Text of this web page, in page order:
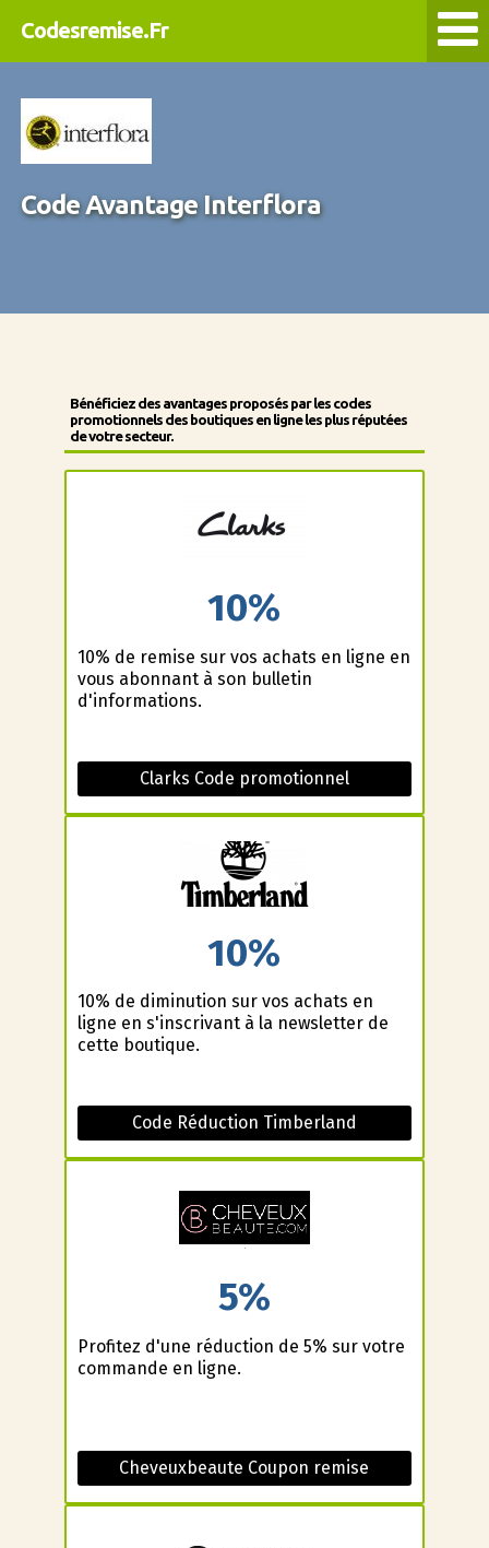
Codesremise.Fr
Code Avantage Interflora
Bénéficiez des avantages proposés par les codes
promotionnels des boutiques en ligne les plus réputées
de votre secteur.
10%
10% de remise sur vos achats en ligne en
vous abonnant à son bulletin
d'informations.
Clarks Code promotionnel
10%
10% de diminution sur vos achats en
ligne en s'inscrivant à la newsletter de
cette boutique.
Code Réduction Timberland
5%
Profitez d'une réduction de 5% sur votre
commande en ligne.
Cheveuxbeaute Coupon remise